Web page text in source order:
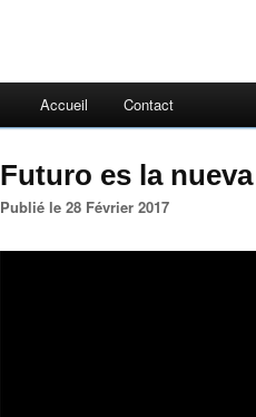
Accueil Contact
Futuro es la
Publié le 28 Février 2017